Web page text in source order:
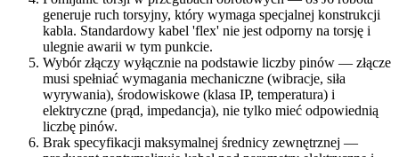
generuje ruch torsyjny, który wymaga specjalnej konstrukcji
kabla. Standardowy kabel 'flex' nie jest odporny na torsję i
ulegnie awarii w tym punkcie.
Wybór złączy wyłącznie na podstawie liczby pinów — złącze
musi spełniać wymagania mechaniczne (wibracje, siła
wyrywania), środowiskowe (klasa IP, temperatura) i
elektryczne (prąd, impedancja), nie tylko mieć odpowiednią
liczbę pinów.
Brak specyfikacji maksymalnej średnicy zewnętrznej —